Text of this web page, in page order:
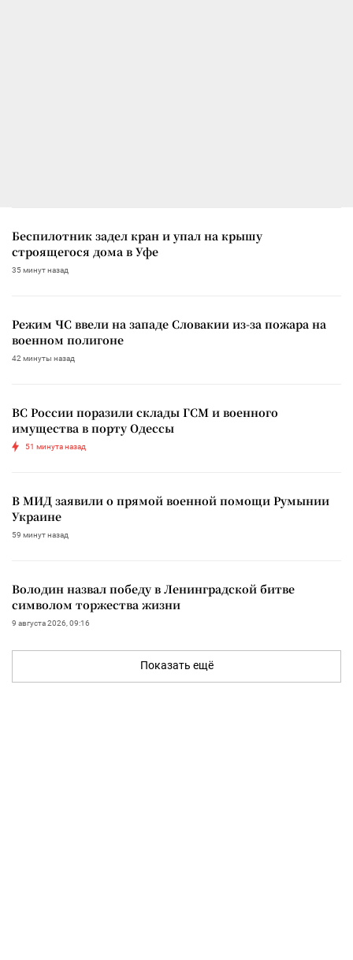
Беспилотник задел кран и упал на крышу
строящегося дома в Уфе
35 минут назад
Режим ЧС ввели на западе Словакии из-за пожара на
военном полигоне
42 минуты назад
ВС России поразили склады ГСМ и военного
имущества в порту Одессы
51 минута назад
В МИД заявили о прямой военной помощи Румынии
Украине
59 минут назад
Володин назвал победу в Ленинградской битве
символом торжества жизни
9 августа 2026, 09:16
Показать ещё